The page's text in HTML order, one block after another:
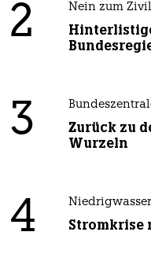
2 Nein zum
3
Zurück zu
Wurzeln
4 Stromkrise